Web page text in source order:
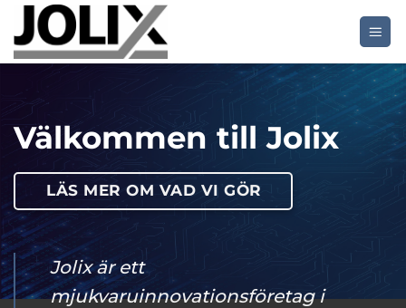
to
content
Välkommen till Jolix
LÄS MER OM VAD VI GÖR
Jolix är ett
mjukvaruinnovationsföretag i